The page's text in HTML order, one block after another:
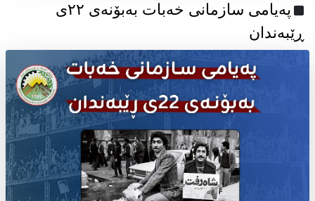
پەیامی سازمانی خەبات بەبۆنەی ۲۲ی
ڕێبەندان